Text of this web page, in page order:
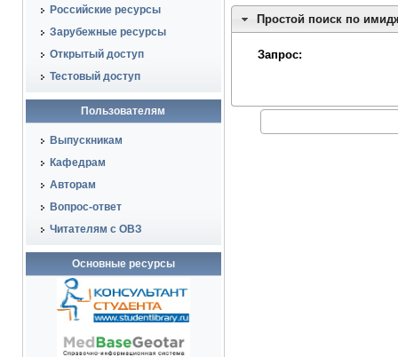
Российские ресурсы
Зарубежные ресурсы
Открытый доступ
Тестовый доступ
Пользователям
Выпускникам
Кафедрам
Авторам
Вопрос-ответ
Читателям с ОВЗ
Основные ресурсы
Простой поиск по
Запрос: